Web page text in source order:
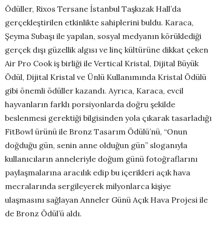
Ödüller, Rixos Tersane İstanbul Taşkızak Hall’da
gerçekleştirilen etkinlikte sahiplerini buldu. Karaca,
Şeyma Subaşı ile yapılan, sosyal medyanın körüklediği
gerçek dışı güzellik algısı ve linç kültürüne dikkat çeken
Air Pro Cook iş birliği ile Vertical Kristal, Dijital Büyük
Ödül, Dijital Kristal ve Ünlü Kullanımında Kristal Ödülü
gibi önemli ödüller kazandı. Ayrıca, Karaca, evcil
hayvanların farklı porsiyonlarda doğru şekilde
beslenmesi gerektiği bilgisinden yola çıkarak tasarladığı
FitBowl ürünü ile Bronz Tasarım Ödülü’nü, “Onun
doğduğu gün, senin anne olduğun gün” sloganıyla
kullanıcıların anneleriyle doğum günü fotoğraflarını
paylaşmalarına aracılık edip bu içerikleri açık hava
mecralarında sergileyerek milyonlarca kişiye
ulaşmasını sağlayan Anneler Günü Açık Hava Projesi ile
de Bronz Ödül’ü aldı.